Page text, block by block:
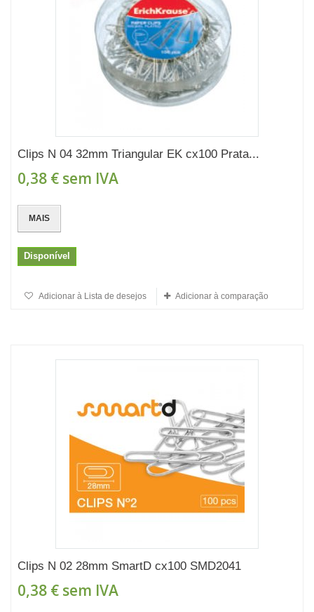
Clips N 04 32mm Triangular EK cx100 Prata...
0,38 € sem IVA
MAIS
Disponível
Adicionar à Lista de desejos Adicionar à comparação
Clips N 02 28mm SmartD cx100 SMD2041
0,38 € sem IVA